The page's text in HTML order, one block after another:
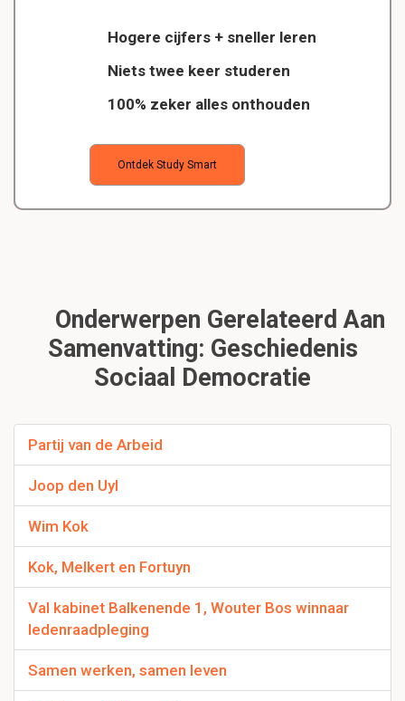
Hogere cijfers + sneller leren
Niets twee keer studeren
100% zeker alles onthouden
Ontdek Study Smart
Onderwerpen Gerelateerd Aan
Samenvatting: Geschiedenis
Sociaal Democratie
Partij van de Arbeid
Joop den Uyl
Wim Kok
Kok, Melkert en Fortuyn
Val kabinet Balkenende 1, Wouter Bos winnaar
ledenraadpleging
Samen werken, samen leven